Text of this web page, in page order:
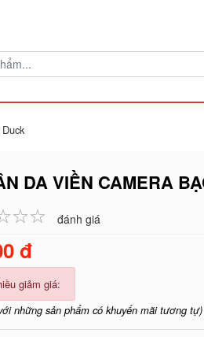
DA VIỀN CAMERA
☆☆
★★ đánh giá
đ
giảm giá:
những sản phẩm có khuyến mãi tương tự)